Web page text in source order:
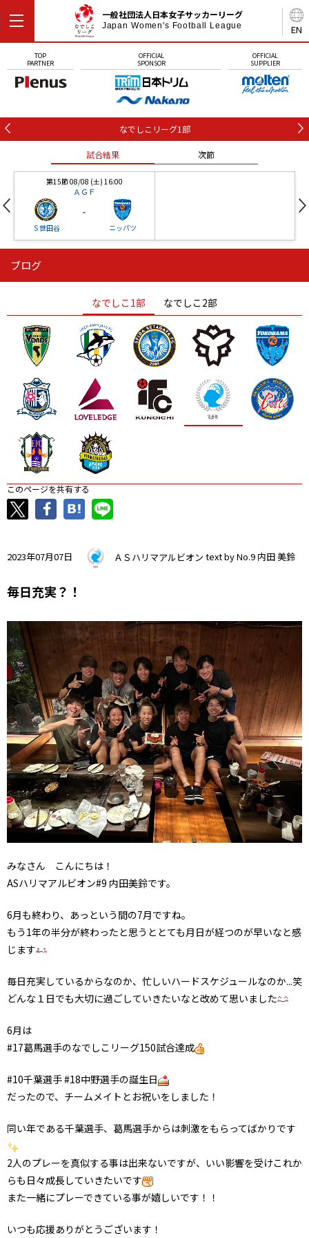
EN
一般社団法人日本女子サッカーリーグ
Japan Women's Football League
TOP
PARTNER
OFFICIAL
SPONSOR
OFFICIAL
SUPPLIER
なでしこリーグ1部
試合結果 次節
第15節 08/08 (土) 16:00
ＡＧＦ
Ｓ世田谷
-
ニッパツ
ニッパツ
ニッパツ 名古屋
石人の星
静岡 愛媛Ｌ
ブログ
なでしこ1部 なでしこ2部
このページを共有する
2023年07月07日 ＡＳハリマアルビオン text by No.9 内田 美鈴
毎日充実？！
みなさん こんにちは！
ASハリマアルビオン#9 内田美鈴です。
6月も終わり、あっという間の7月ですね。
もう1年の半分が終わったと思うととても月日が経つのが早いなと感
じます
毎日充実しているからなのか、忙しいハードスケジュールなのか...笑
どんな１日でも大切に過ごしていきたいなと改めて思いました
6月は
#17葛馬選手のなでしこリーグ150試合達成
#10千葉選手 #18中野選手の誕生日
だったので、チームメイトとお祝いをしました！
同い年である千葉選手、葛馬選手からは刺激をもらってばかりです
2人のプレーを真似する事は出来ないですが、いい影響を受けこれか
らも日々成長していきたいです
また一緒にプレーできている事が嬉しいです！！
いつも応援ありがとうございます！